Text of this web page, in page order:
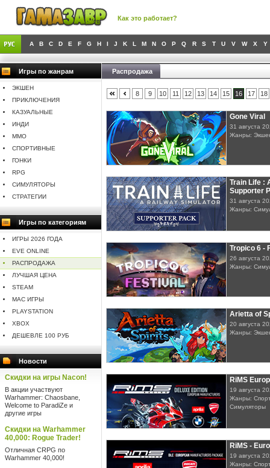
Как это работает?
A B C D E F G H I J K L M N O P Q R S T U V W X Y
Игры по жанрам
ЭКШЕН
ПРИКЛЮЧЕНИЯ
КАЗУАЛЬНЫЕ
ИНДИ
MMO
СПОРТИВНЫЕ
ГОНКИ
RPG
СИМУЛЯТОРЫ
СТРАТЕГИИ
Игры по категориям
ИГРЫ 2026 ГОДА
EVE ONLINE
РАСПРОДАЖА
ЛУЧШАЯ ЦЕНА
STEAM
MAC ИГРЫ
PLAYSTATION
XBOX
ДЕШЕВЛЕ 100 РУБ
Новости
Скидки на игры Nacon!
В акции участвуют
Warhammer: Chaosbane,
Welcome to ParadiZe и
другие игры
Скидки на Warhammer
40,000: Rogue Trader!
Отличная CRPG по
Warhammer 40,000!
Распродажа
8 9 10 11 12 13 14 15 16 17 18
Gone Viral
31 августа
Жанры:
Train Life :
Supporter
31 августа
Жанры:
Tropico 6 -
26 августа
Жанры:
Arietta of
20 августа
Жанры:
RiMS
19 августа
Жанры:
Симуляторы
RiMS -
19 августа
Жанры: